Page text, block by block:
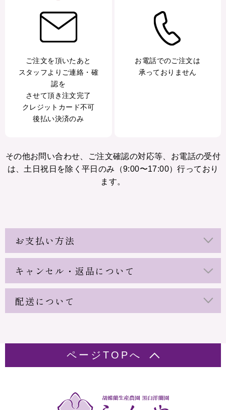
ご注文を頂いたあと
スタッフよりご連絡・確
認を
させて頂き注文完了
クレジットカード不可
後払い決済のみ
お電話でのご注文は
承っておりません
その他お問い合わせ、ご注文確認の対応等、お電話の受付
は、土日祝日を除く平日のみ（9:00〜17:00）行っており
ます。
お支払い方法
キャンセル・返品について
配送について
ページTOPへ